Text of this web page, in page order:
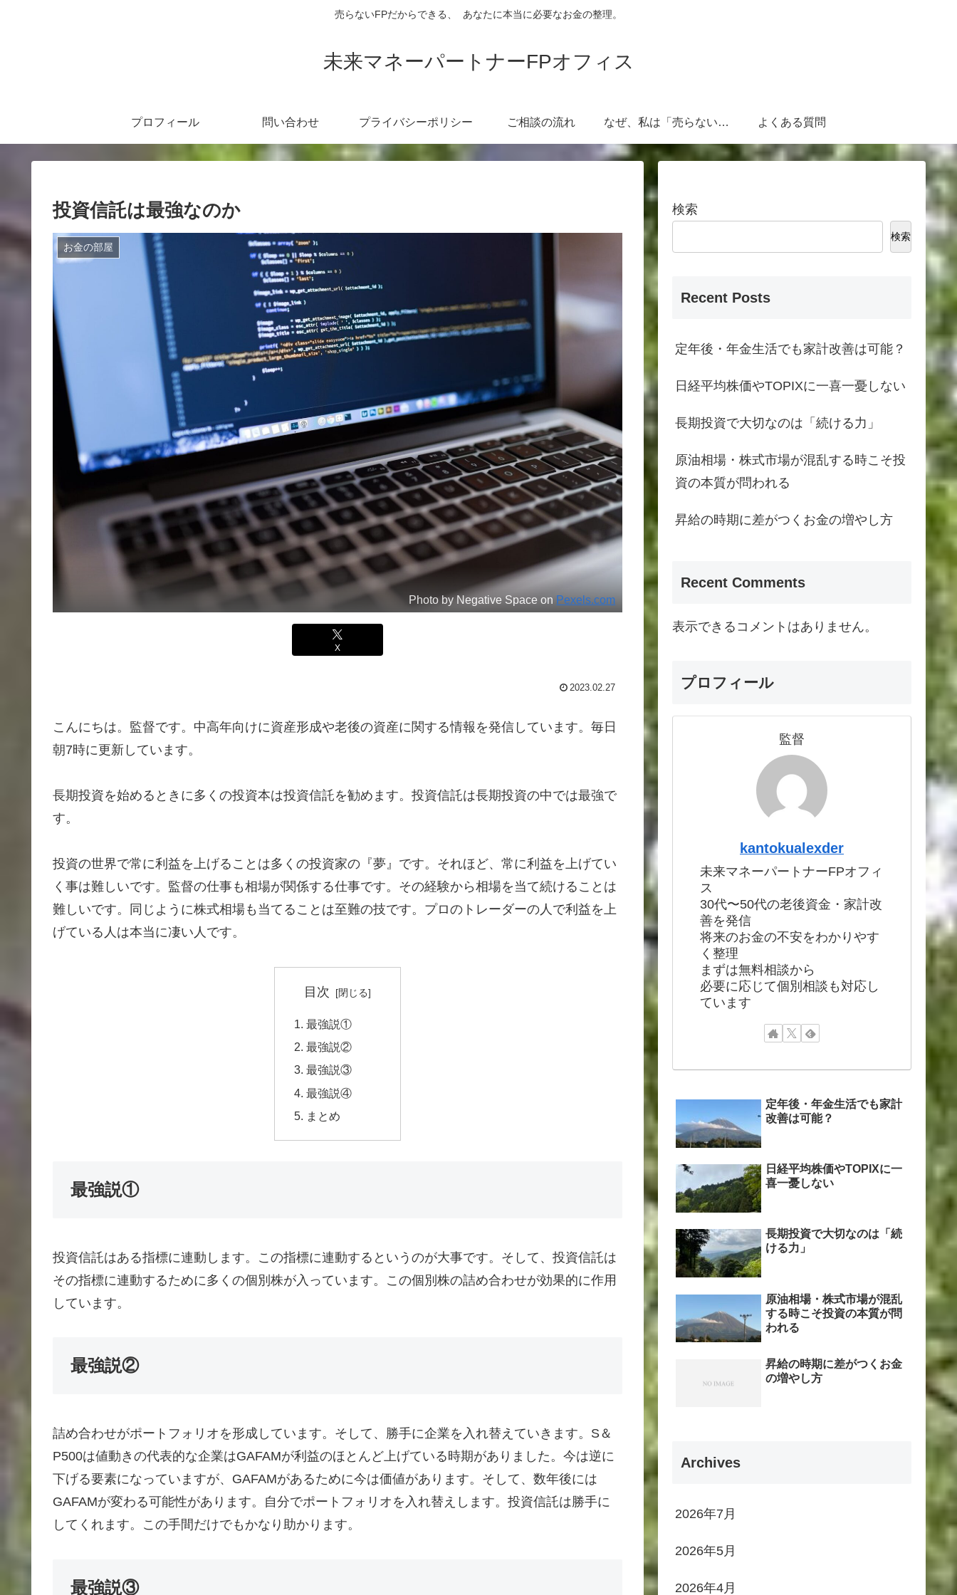
売らないFPだからできる、 あなたに本当に必要なお金の整理。
未来マネーパートナーFPオフィス
プロフィール 問い合わせ プライバシーポリシー ご相談の流れ なぜ、私は「売らないFP」なのか よくある質問
投資信託は最強なのか
お金の部屋
Photo by Negative Space on Pexels.com
X
2023.02.27
こんにちは。監督です。中高年向けに資産形成や老後の資産に関する情報を発信しています。毎日
朝7時に更新しています。
長期投資を始めるときに多くの投資本は投資信託を勧めます。投資信託は長期投資の中では最強で
す。
投資の世界で常に利益を上げることは多くの投資家の『夢』です。それほど、常に利益を上げてい
く事は難しいです。監督の仕事も相場が関係する仕事です。その経験から相場を当て続けることは
難しいです。同じように株式相場も当てることは至難の技です。プロのトレーダーの人で利益を上
げている人は本当に凄い人です。
目次
最強説①
最強説②
最強説③
最強説④
まとめ
最強説①
投資信託はある指標に連動します。この指標に連動するというのが大事です。そして、投資信託は
その指標に連動するために多くの個別株が入っています。この個別株の詰め合わせが効果的に作用
しています。
最強説②
詰め合わせがポートフォリオを形成しています。そして、勝手に企業を入れ替えていきます。S＆
P500は値動きの代表的な企業はGAFAMが利益のほとんど上げている時期がありました。今は逆に
下げる要素になっていますが、GAFAMがあるために今は価値があります。そして、数年後には
GAFAMが変わる可能性があります。自分でポートフォリオを入れ替えします。投資信託は勝手に
してくれます。この手間だけでもかなり助かります。
最強説③
検索
検索
Recent Posts
定年後・年金生活でも家計改善は可能？
日経平均株価やTOPIXに一喜一憂しない
長期投資で大切なのは「続ける力」
原油相場・株式市場が混乱する時こそ投
資の本質が問われる
昇給の時期に差がつくお金の増やし方
Recent Comments
表示できるコメントはありません。
プロフィール
監督
kantokualexder
未来マネーパートナーFPオフィ
ス
30代〜50代の老後資金・家計改
善を発信
将来のお金の不安をわかりやす
く整理
まずは無料相談から
必要に応じて個別相談も対応し
ています
定年後・年金生活でも家計
改善は可能？
日経平均株価やTOPIXに一
喜一憂しない
長期投資で大切なのは「続
ける力」
原油相場・株式市場が混乱
する時こそ投資の本質が問
われる
昇給の時期に差がつくお金
の増やし方
Archives
2026年7月
2026年5月
2026年4月